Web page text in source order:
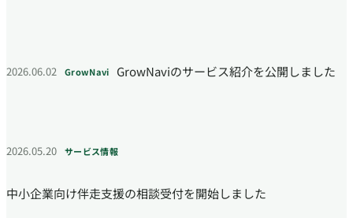
2026.06.02 GrowNavi GrowNaviのサービス紹介を公開しました
2026.05.20 サービス情報
中小企業向け伴走支援の相談受付を開始しました